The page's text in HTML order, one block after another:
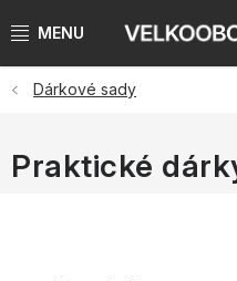
na
NAŠE ZNAČKY
PŘEDPRODEJ VÁNOCE 2026
Dárkové sady
Praktické